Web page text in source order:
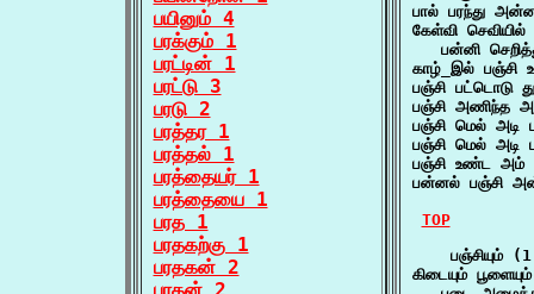
பயினும் 4
பரக்கும் 1
பரட்டின் 1
பரட்டு 3
பரடு 2
பரத்தர 1
பரத்தல் 1
பரத்தையர் 1
பரத்தையை 1
பரத 1
பரதகற்கு 1
பரதகன் 2
பால் பரந்து
கேள்வி செவியில்
பன்னி
காழ்_இல் பஞ்சி
பஞ்சி பட்டொடு
பஞ்சி அணிந்த
பஞ்சி மெல்
பஞ்சி மெல்
பஞ்சி உண்ட அம்
பன்னல் பஞ்சி
TOP
பஞ்சியும்
கிடையும் பூளையும்